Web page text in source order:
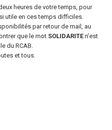
heures de votre temps, pour
utile en ces temps difficiles.
par retour de mail, au
que le mot SOLIDARITE n’est
du RCAB.
et tous.